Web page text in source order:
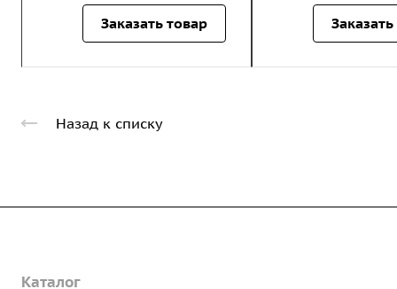
Заказать товар
Назад к списку
О предприятии
Каталог